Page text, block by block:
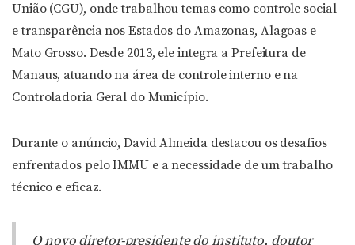
União (CGU), onde trabalhou temas como controle social
e transparência nos Estados do Amazonas, Alagoas e
Mato Grosso. Desde 2013, ele integra a Prefeitura de
Manaus, atuando na área de controle interno e na
Controladoria Geral do Município.
Durante o anúncio, David Almeida destacou os desafios
enfrentados pelo IMMU e a necessidade de um trabalho
técnico e eficaz.
O novo diretor-presidente do instituto, doutor